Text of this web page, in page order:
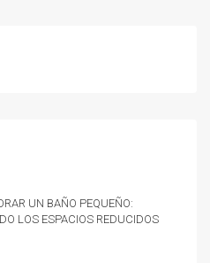
un baño pequeño:
los espacios reducidos